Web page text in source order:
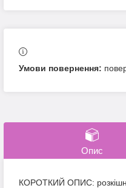
Опис
КОРОТКИЙ ОПИС: розкішна